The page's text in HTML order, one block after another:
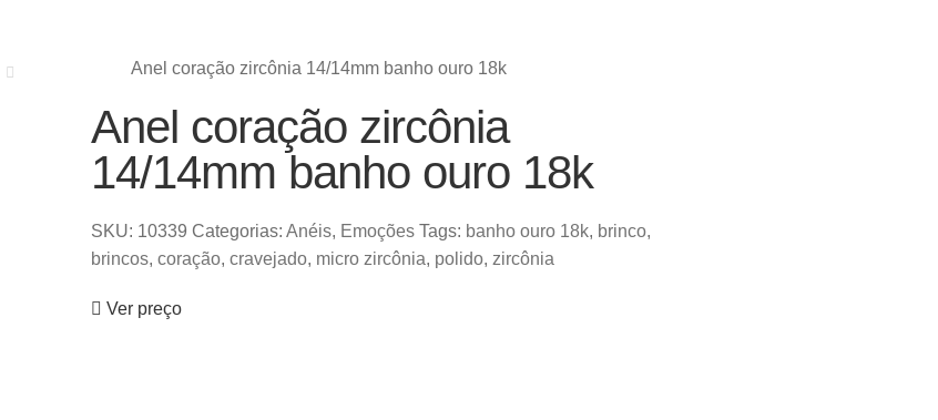
Anel coração zircônia 14/14mm banho ouro 18k
Anel coração zircônia
14/14mm banho ouro 18k
SKU: 10339 Categorias: Anéis, Emoções Tags: banho ouro 18k, brinco,
brincos, coração, cravejado, micro zircônia, polido, zircônia
Ver preço